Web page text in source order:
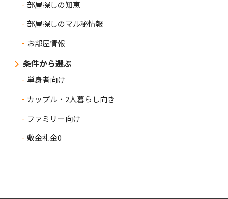
部屋探しの知恵
部屋探しのマル秘情報
お部屋情報
条件から選ぶ
単身者向け
カップル・2人暮らし向き
ファミリー向け
敷金礼金0